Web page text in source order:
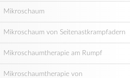
Mikroschaum
Mikroschaum von Seitenastkrampfadern
Mikroschaumtherapie am Rumpf
Mikroschaumtherapie von